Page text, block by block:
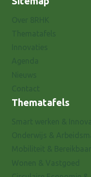
Thematafels